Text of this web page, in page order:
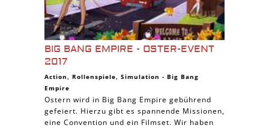
BIG BANG EMPIRE - OSTER-EVENT
2017
Action, Rollenspiele, Simulation - Big Bang
Empire
Ostern wird in Big Bang Empire gebührend
gefeiert. Hierzu gibt es spannende Missionen,
eine Convention und ein Filmset. Wir haben